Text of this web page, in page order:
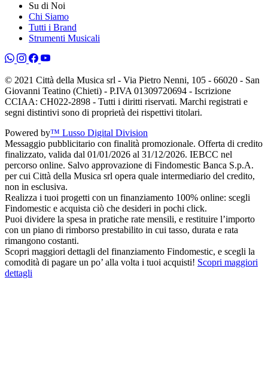
Su di Noi
Chi Siamo
Tutti i Brand
Strumenti Musicali
© 2021 Città della Musica srl - Via Pietro Nenni, 105 - 66020 - San
Giovanni Teatino (Chieti) - P.IVA 01309720694 - Iscrizione
CCIAA: CH022-2898 - Tutti i diritti riservati. Marchi registrati e
segni distintivi sono di proprietà dei rispettivi titolari.
Powered by™ Lusso Digital Division
Messaggio pubblicitario con finalità promozionale. Offerta di credito
finalizzato, valida dal 01/01/2026 al 31/12/2026. IEBCC nel
percorso online. Salvo approvazione di Findomestic Banca S.p.A.
per cui Città della Musica srl opera quale intermediario del credito,
non in esclusiva.
Realizza i tuoi progetti con un finanziamento 100% online: scegli
Findomestic e acquista ciò che desideri in pochi click.
Puoi dividere la spesa in pratiche rate mensili, e restituire l’importo
con un piano di rimborso prestabilito in cui tasso, durata e rata
rimangono costanti.
Scopri maggiori dettagli del finanziamento Findomestic, e scegli la
comodità di pagare un po’ alla volta i tuoi acquisti! Scopri maggiori
dettagli